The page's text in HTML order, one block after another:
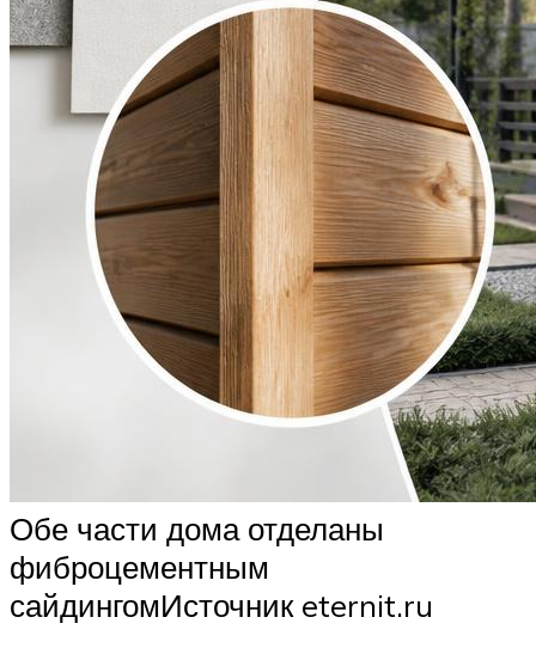
Обе части дома отделаны
фиброцементным
сайдингомИсточник eternit.ru